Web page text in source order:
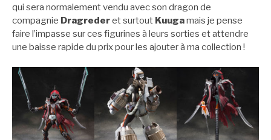
qui sera normalement vendu avec son dragon de
compagnie Dragrederet surtout Kuugamais je pense
faire l’impasse sur ces figurines à leurs sorties et attendre
une baisse rapide du prix pour les ajouter à ma collection !